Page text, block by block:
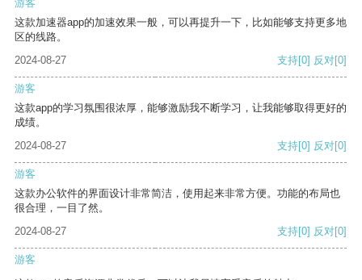
游客
这款加速器app的加速效果一般，可以再提升一下，比如能够支持更多地
区的线路。
2024-08-27
支持[0] 反对[0]
游客
这款app的学习氛围很浓厚，能够激励我不断学习，让我能够取得更好的
成绩。
2024-08-27
支持[0] 反对[0]
游客
这款办公软件的界面设计非常简洁，使用起来非常方便。功能的布局也
很合理，一目了然。
2024-08-27
支持[0] 反对[0]
游客